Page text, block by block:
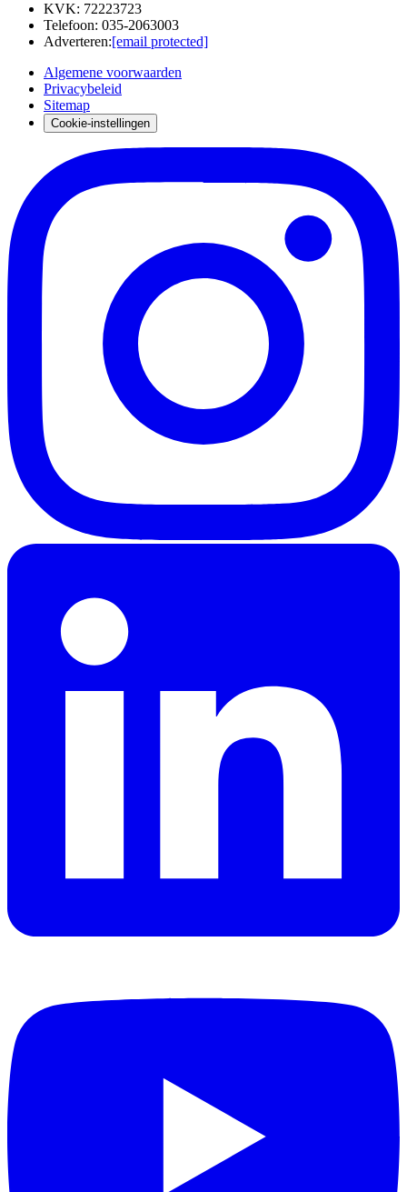
KVK: 72223723
Telefoon: 035-2063003
Adverteren:[email protected]
Algemene voorwaarden
Privacybeleid
Sitemap
Cookie-instellingen